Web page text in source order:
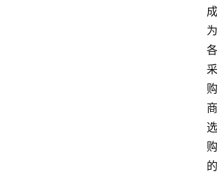
成
为
各
采
购
商
选
购
的